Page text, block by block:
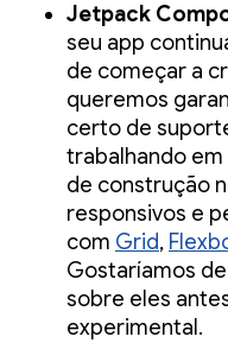
Jetpack
seu app
de começar a
queremos
certo de
trabalhando
de construção
responsivos e
com Grid,
Gostaríamos
sobre eles
experimental.